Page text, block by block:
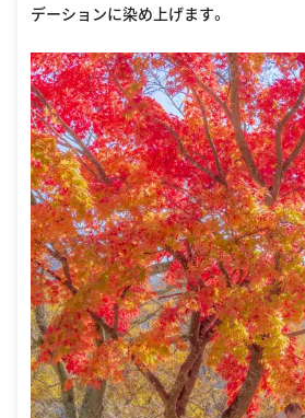
デーションに染め上げます。